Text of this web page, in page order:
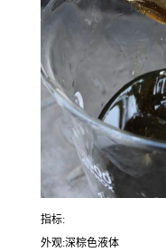
指标:
外观:深棕色液体